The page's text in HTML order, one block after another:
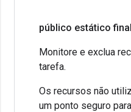
público estático
Monitore e exclua
tarefa.
Os recursos não
um ponto seguro